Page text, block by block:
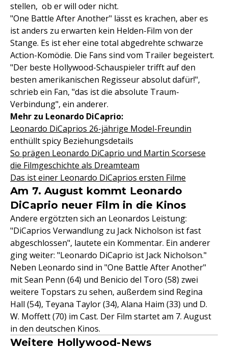
stellen, ob er will oder nicht.
"One Battle After Another" lässt es krachen, aber es
ist anders zu erwarten kein Helden-Film von der
Stange. Es ist eher eine total abgedrehte schwarze
Action-Komödie. Die Fans sind vom Trailer begeistert.
"Der beste Hollywood-Schauspieler trifft auf den
besten amerikanischen Regisseur absolut dafür!",
schrieb ein Fan, "das ist die absolute Traum-
Verbindung", ein anderer.
Mehr zu Leonardo DiCaprio:
Leonardo DiCaprios 26-jährige Model-Freundin
enthüllt spicy Beziehungsdetails
So prägen Leonardo DiCaprio und Martin Scorsese
die Filmgeschichte als Dreamteam
Das ist einer Leonardo DiCaprios ersten Filme
Am 7. August kommt Leonardo
DiCaprio neuer Film in die Kinos
Andere ergötzten sich an Leonardos Leistung:
"DiCaprios Verwandlung zu Jack Nicholson ist fast
abgeschlossen", lautete ein Kommentar. Ein anderer
ging weiter: "Leonardo DiCaprio ist Jack Nicholson."
Neben Leonardo sind in "One Battle After Another"
mit Sean Penn (64) und Benicio del Toro (58) zwei
weitere Topstars zu sehen, außerdem sind Regina
Hall (54), Teyana Taylor (34), Alana Haim (33) und D.
W. Moffett (70) im Cast. Der Film startet am 7. August
in den deutschen Kinos.
Weitere Hollywood-News